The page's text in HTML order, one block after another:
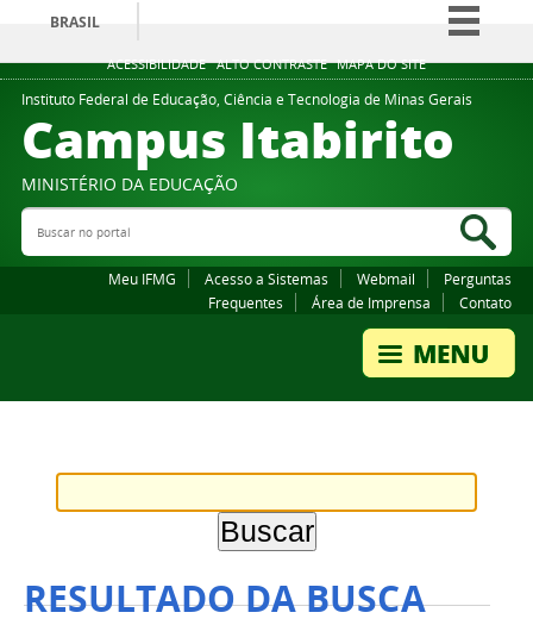
ACESSIBILIDADE ALTO CONTRASTE MAPA DO SITE
BRASIL
Simplifique!
Comunica BR
Participe
Legislação
Instituto Federal de Educação, Ciência e Tecnologia de Minas Gerais
Campus Itabirito
MINISTÉRIO DA EDUCAÇÃO
Buscar no portal
Meu IFMG Acesso a Sistemas Webmail
Perguntas
Frequentes
Área de Imprensa Contato
RESULTADO DA BUSCA